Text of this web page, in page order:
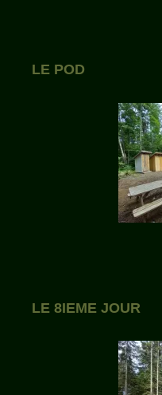
LE POD
LE 8IEME JOUR